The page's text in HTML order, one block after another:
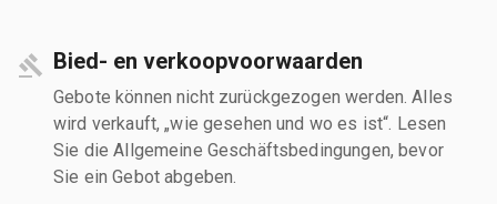
Bied- en verkoopvoorwaarden
Gebote können nicht zurückgezogen werden. Alles
wird verkauft, „wie gesehen und wo es ist“. Lesen
Sie die Allgemeine Geschäftsbedingungen, bevor
Sie ein Gebot abgeben.